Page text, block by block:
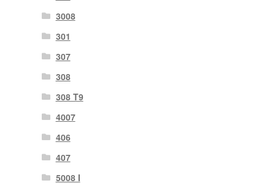
3008
301
307
308
308 T9
4007
406
407
5008 I